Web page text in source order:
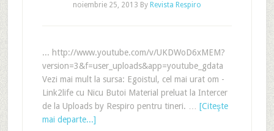
noiembrie 25, 2013 By Revista Respiro
... http://www.youtube.com/v/UKDWoD6xMEM?
version=3&f=user_uploads&app=youtube_gdata
Vezi mai mult la sursa: Egoistul, cel mai urat om -
Link2life cu Nicu Butoi Material preluat la Intercer
de la Uploads by Respiro pentru tineri. … [Citeşte
mai departe...]